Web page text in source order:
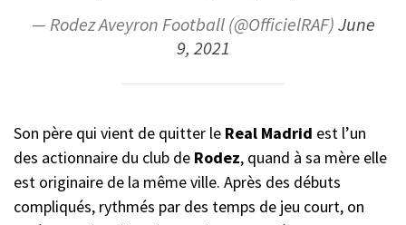
— Rodez Aveyron Football (@OfficielRAF)June
9, 2021
Son père qui vient de quitter le Real Madrid est l’un
des actionnaire du club de Rodez, quand à sa mère elle
est originaire de la même ville. Après des débuts
compliqués, rythmés par des temps de jeu court, on